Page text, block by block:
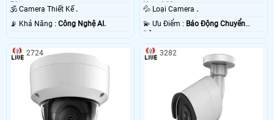
50m .🕉️ Camera Thiết Kế .
️📡 Khả Năng : Công Nghệ AI.
Ngoại 60m .
💦 Loại Camera .
️💫 Ưu Điểm : Báo Động Chuyển
2724 3282